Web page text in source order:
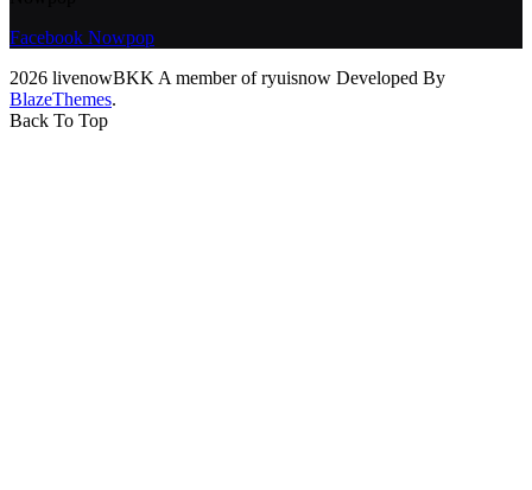
Facebook Nowpop
2026 livenowBKK A member of ryuisnow Developed By
BlazeThemes.
Back To Top